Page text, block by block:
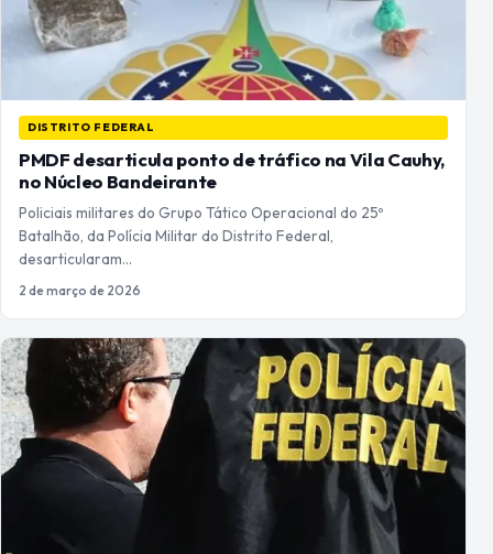
DISTRITO FEDERAL
PMDF desarticula ponto de tráfico na Vila Cauhy,
no Núcleo Bandeirante
Policiais militares do Grupo Tático Operacional do 25º
Batalhão, da Polícia Militar do Distrito Federal,
desarticularam…
2 de março de 2026